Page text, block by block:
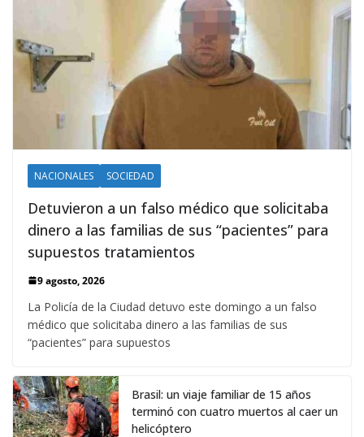
NACIONALES SOCIEDAD
Detuvieron a un falso médico que solicitaba
dinero a las familias de sus “pacientes” para
supuestos tratamientos
9 agosto, 2026
La Policía de la Ciudad detuvo este domingo a un falso
médico que solicitaba dinero a las familias de sus
“pacientes” para supuestos
Brasil: un viaje familiar de 15 años
terminó con cuatro muertos al caer un
helicóptero